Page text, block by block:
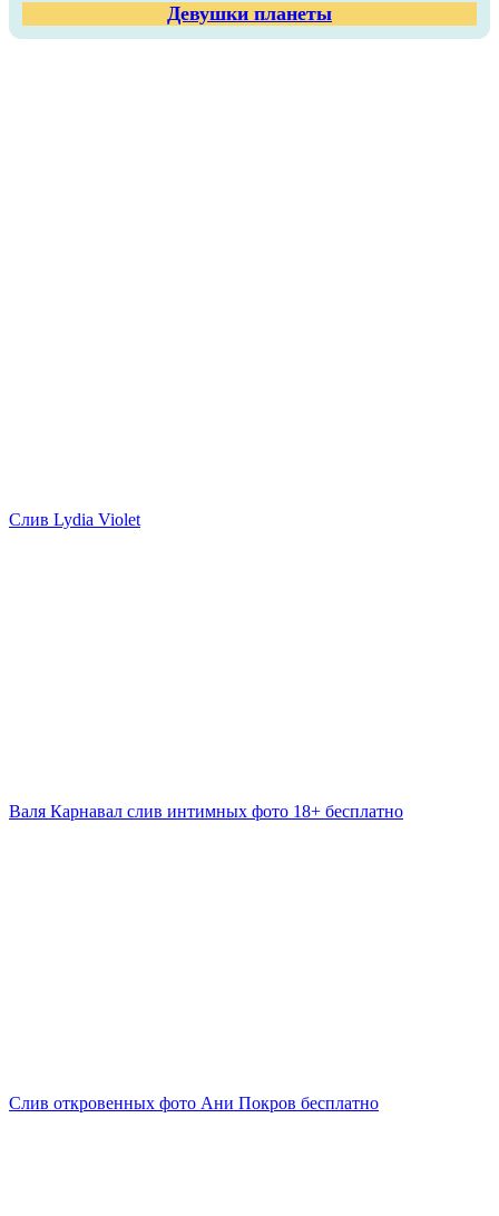
Девушки планеты
Слив Lydia Violet
Валя Карнавал слив интимных фото 18+ бесплатно
Слив откровенных фото Ани Покров бесплатно